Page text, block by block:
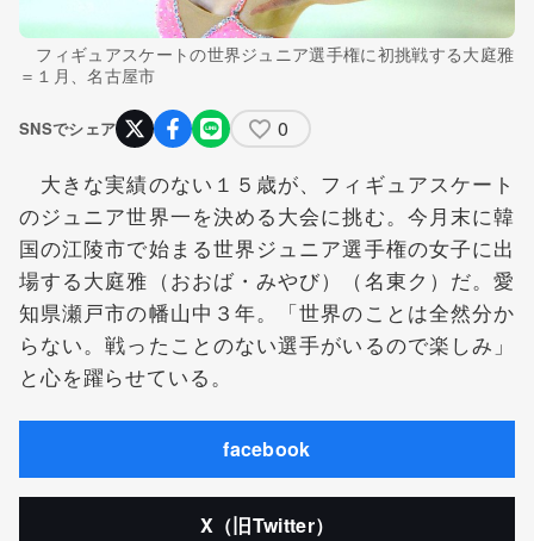
フィギュアスケートの世界ジュニア選手権に初挑戦する大庭雅
＝１月、名古屋市
SNSでシェア 0
大きな実績のない１５歳が、フィギュアスケート
のジュニア世界一を決める大会に挑む。今月末に韓
国の江陵市で始まる世界ジュニア選手権の女子に出
場する大庭雅（おおば・みやび）（名東ク）だ。愛
知県瀬戸市の幡山中３年。「世界のことは全然分か
らない。戦ったことのない選手がいるので楽しみ」
と心を躍らせている。
facebook
X（旧Twitter）